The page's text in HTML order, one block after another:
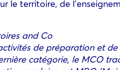
le territoire, de
and Co
de préparation et
catégorie, le MCO